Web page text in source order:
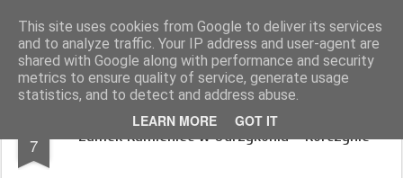
This site uses cookies from Google to deliver its services
and to analyze traffic. Your IP address and user-agent are
shared with Google along with performance and security
metrics to ensure quality of service, generate usage
statistics, and to detect and address abuse.
LEARN MORE GOT IT
Magurskie wyprawy podróże, góry, fotografia
Pages
7 Zamek Kamieniec w Odrzykoniu - Korczynie